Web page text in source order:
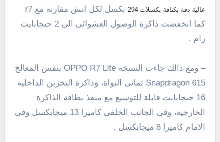
عالية دقة بكثافة بكسلات 294
بكسل لكل انش مقارنة مع r7
كما انخفضت ذاكرة الوصول العشوائى الى 2 جيجابايت
رام .
– ومع ذالك جاءت النسخة OPPO R7 Lite بنفس المعالج
Snapdragon 615 ثمانى النواة، وذاكرة التخزين الداخلية
16 جيجابايت قابلة للتوسيع مع منفذ بطاقة الذاكرة
الخارجية، وفى الجانب الخلفى كاميرا 13 ميجابكسل وفى
الامام كاميرا 8 ميجابكسل .